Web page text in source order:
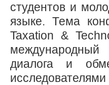
студентов и
языке. Тема
Taxation &
диалога и